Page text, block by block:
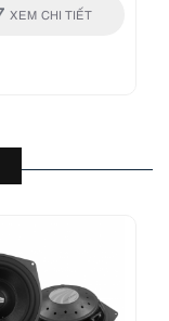
XEM CHI TIẾT